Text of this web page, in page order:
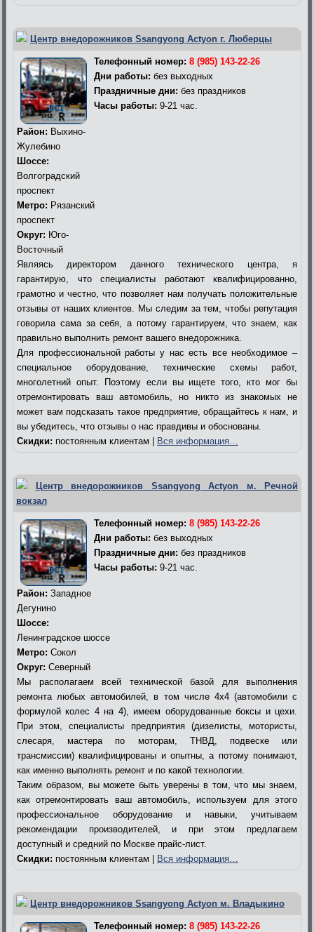
Центр внедорожников Ssangyong Actyon г. Люберцы
Телефонный номер: 8 (985) 143-22-26
Дни работы: без выходных
Праздничные дни: без праздников
Часы работы: 9-21 час.
Район: Выхино-
Жулебино
Шоссе:
Волгоградский
проспект
Метро: Рязанский
проспект
Округ: Юго-
Восточный
Являясь директором данного технического центра, я
гарантирую, что специалисты работают квалифицированно,
грамотно и честно, что позволяет нам получать положительные
отзывы от наших клиентов. Мы следим за тем, чтобы репутация
говорила сама за себя, а потому гарантируем, что знаем, как
правильно выполнить ремонт вашего внедорожника.
Для профессиональной работы у нас есть все необходимое –
специальное оборудование, технические схемы работ,
многолетний опыт. Поэтому если вы ищете того, кто мог бы
отремонтировать ваш автомобиль, но никто из знакомых не
может вам подсказать такое предприятие, обращайтесь к нам, и
вы убедитесь, что отзывы о нас правдивы и обоснованы.
Скидки: постоянным клиентам | Вся информация…
Центр внедорожников Ssangyong Actyon м. Речной
вокзал
Телефонный номер: 8 (985) 143-22-26
Дни работы: без выходных
Праздничные дни: без праздников
Часы работы: 9-21 час.
Район: Западное
Дегунино
Шоссе:
Ленинградское шоссе
Метро: Сокол
Округ: Северный
Мы располагаем всей технической базой для выполнения
ремонта любых автомобилей, в том числе 4х4 (автомобили с
формулой колес 4 на 4), имеем оборудованные боксы и цехи.
При этом, специалисты предприятия (дизелисты, мотористы,
слесаря, мастера по моторам, ТНВД, подвеске или
трансмиссии) квалифицированы и опытны, а потому понимают,
как именно выполнять ремонт и по какой технологии.
Таким образом, вы можете быть уверены в том, что мы знаем,
как отремонтировать ваш автомобиль, используем для этого
профессиональное оборудование и навыки, учитываем
рекомендации производителей, и при этом предлагаем
доступный и средний по Москве прайс-лист.
Скидки: постоянным клиентам | Вся информация…
Центр внедорожников Ssangyong Actyon м. Владыкино
Телефонный номер: 8 (985) 143-22-26